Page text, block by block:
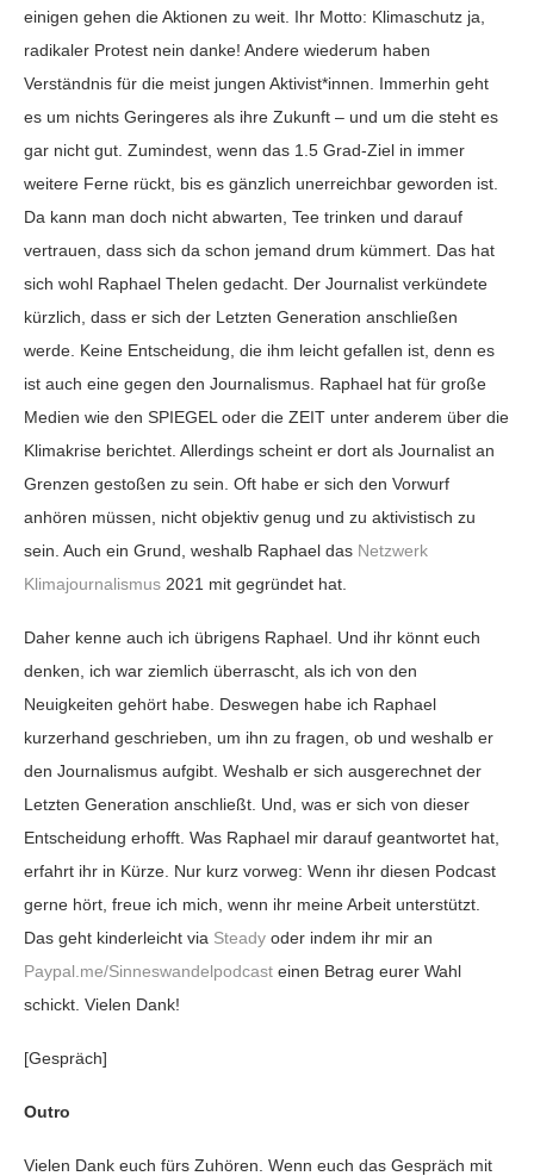
einigen gehen die Aktionen zu weit. Ihr Motto: Klimaschutz ja,
radikaler Protest nein danke! Andere wiederum haben
Verständnis für die meist jungen Aktivist*innen. Immerhin geht
es um nichts Geringeres als ihre Zukunft – und um die steht es
gar nicht gut. Zumindest, wenn das 1.5 Grad-Ziel in immer
weitere Ferne rückt, bis es gänzlich unerreichbar geworden ist.
Da kann man doch nicht abwarten, Tee trinken und darauf
vertrauen, dass sich da schon jemand drum kümmert. Das hat
sich wohl Raphael Thelen gedacht. Der Journalist verkündete
kürzlich, dass er sich der Letzten Generation anschließen
werde. Keine Entscheidung, die ihm leicht gefallen ist, denn es
ist auch eine gegen den Journalismus. Raphael hat für große
Medien wie den SPIEGEL oder die ZEIT unter anderem über die
Klimakrise berichtet. Allerdings scheint er dort als Journalist an
Grenzen gestoßen zu sein. Oft habe er sich den Vorwurf
anhören müssen, nicht objektiv genug und zu aktivistisch zu
sein. Auch ein Grund, weshalb Raphael das Netzwerk
Klimajournalismus 2021 mit gegründet hat.
Daher kenne auch ich übrigens Raphael. Und ihr könnt euch
denken, ich war ziemlich überrascht, als ich von den
Neuigkeiten gehört habe. Deswegen habe ich Raphael
kurzerhand geschrieben, um ihn zu fragen, ob und weshalb er
den Journalismus aufgibt. Weshalb er sich ausgerechnet der
Letzten Generation anschließt. Und, was er sich von dieser
Entscheidung erhofft. Was Raphael mir darauf geantwortet hat,
erfahrt ihr in Kürze. Nur kurz vorweg: Wenn ihr diesen Podcast
gerne hört, freue ich mich, wenn ihr meine Arbeit unterstützt.
Das geht kinderleicht via Steady oder indem ihr mir an
Paypal.me/Sinneswandelpodcast einen Betrag eurer Wahl
schickt. Vielen Dank!
[Gespräch]
Outro
Vielen Dank euch fürs Zuhören. Wenn euch das Gespräch mit